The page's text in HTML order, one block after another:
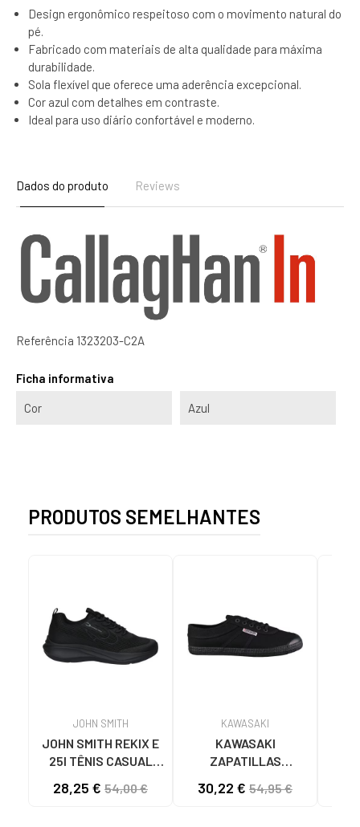
Design ergonômico respeitoso com o movimento natural do
pé.
Fabricado com materiais de alta qualidade para máxima
durabilidade.
Sola flexível que oferece uma aderência excepcional.
Cor azul com detalhes em contraste.
Ideal para uso diário confortável e moderno.
Dados do produto Reviews
Referência 1323203-C2A
Ficha informativa
Cor Azul
PRODUTOS SEMELHANTES
JOHN SMITH
JOHN SMITH REKIX E
25I TÊNIS CASUAL
NEGRO
28,25 € 54,00 €
KAWASAKI
KAWASAKI
ZAPATILLAS
CANVAS K192495
30,22 € 54,95 €